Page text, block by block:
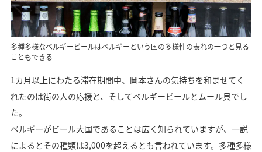
多種多様なベルギービールはベルギーという国の多様性の表れの一つと見る
こともできる
1カ月以上にわたる滞在期間中、岡本さんの気持ちを和ませてく
れたのは街の人の応援と、そしてベルギービールとムール貝でし
た。
ベルギーがビール大国であることは広く知られていますが、一説
によるとその種類は3,000を超えるとも言われています。多種多様